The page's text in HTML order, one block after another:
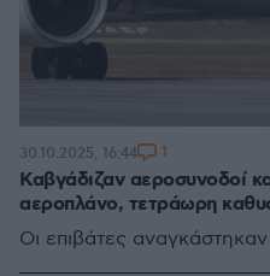
Καβγάδιζαν αεροσυνοδοί
αεροπλάνο, τετράωρη
Οι επιβάτες
30.10.2025, 16:44 1